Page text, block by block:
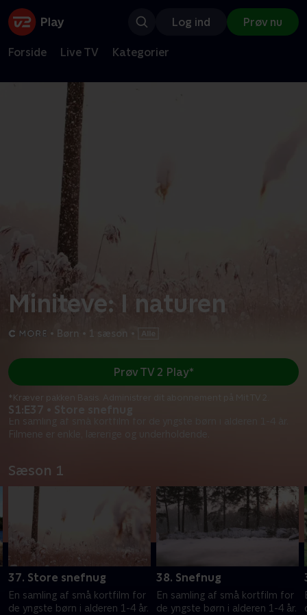
Log ind Prøv nu
Forside Live TV Kategorier
Miniteve: I naturen
• Børn • 1 sæson
S1:E37 • Store snefnug
En samling af små kortfilm for de yngste børn i alderen 1-4 år.
Filmene er enkle, lærerige og underholdende.
Prøv TV 2 Play*
*Kræver pakken Basis. Administrer dit abonnement på Mit TV 2.
Sæson 1
37. Store snefnug
En samling af små kortfilm for
de yngste børn i alderen 1-4 år.
38. Snefnug
En samling af små kortfilm for
de yngste børn i alderen 1-4 år.